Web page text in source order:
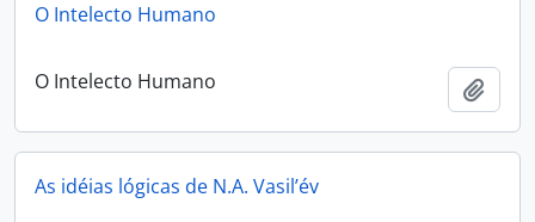
O Intelecto Humano
O Intelecto Humano
As idéias lógicas de N.A. Vasil’év